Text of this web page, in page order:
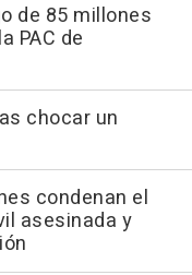
de 85 millones
PAC de
chocar un
condenan el
asesinada y